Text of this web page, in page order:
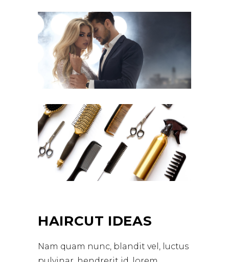
HAIRCUT IDEAS
Nam quam nunc, blandit vel, luctus